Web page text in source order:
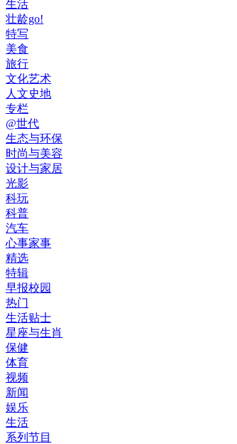
生活
壮龄go!
特写
美食
旅行
文化艺术
人文史地
专栏
@世代
生态与环保
时尚与美容
设计与家居
光影
科玩
科普
汽车
心事家事
精选
特辑
早报校园
热门
生活贴士
星座与生肖
保健
体育
视频
新闻
娱乐
生活
系列节目